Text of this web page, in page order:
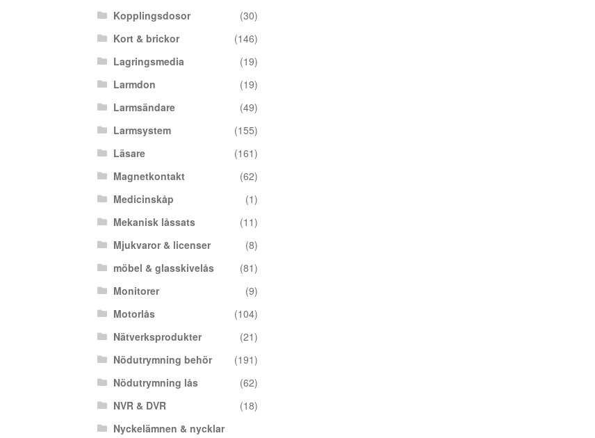
Kopplingsdosor
(30)
Kort & brickor
(146)
Lagringsmedia
(19)
Larmdon
(19)
Larmsändare
(49)
Larmsystem
(155)
Läsare
(161)
Magnetkontakt
(62)
Medicinskåp
(1)
Mekanisk låssats
(11)
Mjukvaror & licenser
(8)
möbel & glasskivelås
(81)
Monitorer
(9)
Motorlås
(104)
Nätverksprodukter
(21)
Nödutrymning behör
(191)
Nödutrymning lås
(62)
NVR & DVR
(18)
Nyckelämnen & nycklar